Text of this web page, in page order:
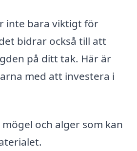
inte bara viktigt för
bidrar också till att
på ditt tak. Här är
med att investera i
och alger som kan